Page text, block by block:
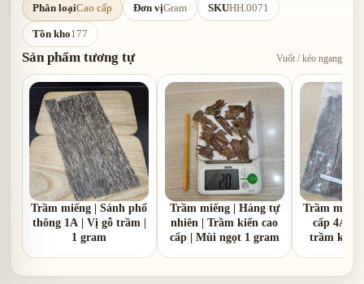
Phân loạiCao cấp Đơn vịGram SKUHH.0071
Tồn kho177
Sản phẩm tương tự Vuốt / kéo ngang
Trầm miếng | Sánh phổ
thông 1A | Vị gỗ trầm |
1 gram
Trầm miếng | Hàng tự
nhiên | Trầm kiến cao
cấp | Mùi ngọt 1 gram
Trầm
cấp 4A |
trầm kèm